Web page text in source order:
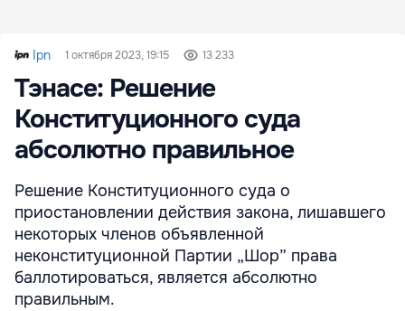
Ipn 1 октября 2023, 19:15 13 233
Тэнасе: Решение
Конституционного суда
абсолютно правильное
Решение Конституционного суда о
приостановлении действия закона, лишавшего
некоторых членов объявленной
неконституционной Партии „Шор” права
баллотироваться, является абсолютно
правильным.